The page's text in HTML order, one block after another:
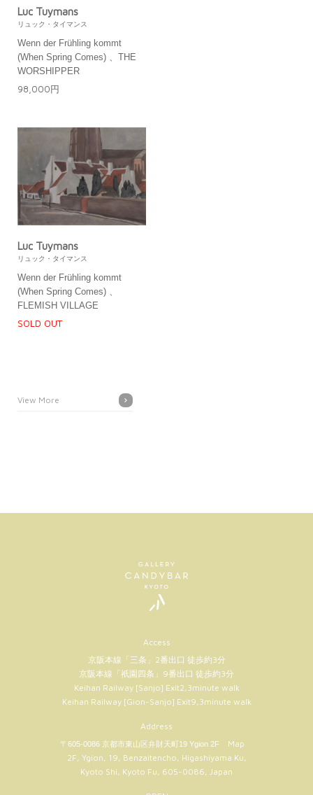
Luc Tuymans
リュック・タイマンス
Wenn der Frühling kommt
(When Spring Comes) 、THE
WORSHIPPER
98,000円
Luc Tuymans
リュック・タイマンス
Wenn der Frühling kommt
(When Spring Comes) 、
FLEMISH VILLAGE
SOLD OUT
View More
Access
京阪本線「三条」2番出口 徒歩約3分
京阪本線「祇園四条」9番出口 徒歩約3分
Keihan Railway [Sanjo] Exit2,3minute walk
Keihan Railway [Gion-Sanjo] Exit9,3minute walk
Address
〒605-0086 京都市東山区弁財天町19 Ygion 2F
Map
2F, Ygion, 19, Benzaitencho, Higashiyama Ku,
Kyoto Shi, Kyoto Fu, 605-0086, Japan